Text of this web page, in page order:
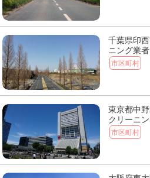
千葉県印
ニング業者
市区町村
東京都中
クリーニ
市区町村